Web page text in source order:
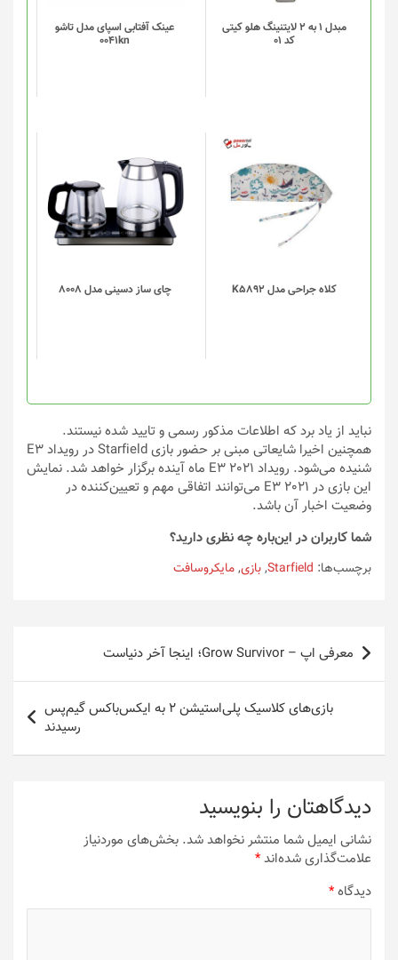
مبدل 1 به 2 لایتنینگ هلو کیتی
کد 01
عینک آفتابی اسپای مدل تاشو
0041kn
کلاه جراحی مدل K5892 چای ساز دسینی مدل 8008
محصول
دارای
انواع
مختلفی
می
گزینه
محصول
شوند
نباید از یاد برد که اطلاعات مذکور رسمی و تایید شده نیستند.
همچنین اخیرا شایعاتی مبنی بر حضور بازی Starfield در رویداد E3
شنیده می‌شود. رویداد E3 2021 ماه آینده برگزار خواهد شد. نمایش
این بازی در E3 2021 می‌توانند اتفاقی مهم و تعیین‌کننده در
وضعیت اخبار آن باشد.
شما کاربران در این‌باره چه نظری دارید؟
برچسب‌ها: Starfield
,بازی,مایکروسافت
راهبری
نوشتهمعرفی اپ – Grow Survivor؛ اینجا آخر دنیاست
بازی‌های کلاسیک پلی‌استیشن 2 به ایکس‌باکس گیم‌پس
رسیدند
دیدگاهتان را بنویسید
نشانی ایمیل شما منتشر نخواهد شد. بخش‌های موردنیاز
علامت‌گذاری شده‌اند*
دیدگاه*